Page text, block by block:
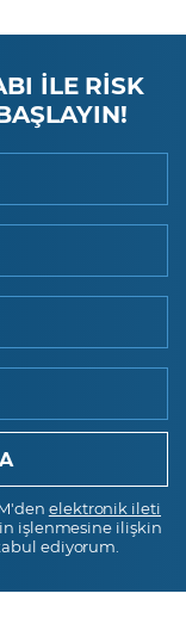
İLE RİSK
elektronik ileti
işlenmesine ilişkin
ediyorum.